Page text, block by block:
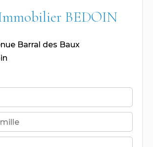
BEDOIN
Barral des Baux